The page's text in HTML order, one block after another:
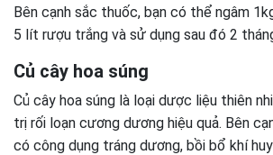
Bên cạnh sắc thuốc, bạn có thể ngâm
5 lít rượu trắng và sử dụng sau đó 2
Củ cây hoa súng
Củ cây hoa súng là loại dược liệu thiên
trị rối loạn cương dương hiệu quả. Bên
có công dụng tráng dương, bồi bổ khí